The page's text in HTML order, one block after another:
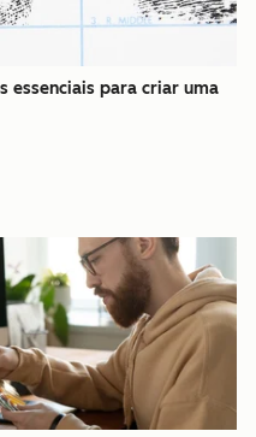
essenciais para criar uma